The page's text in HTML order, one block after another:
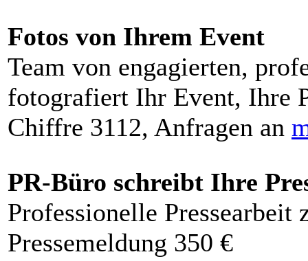
Fotos von Ihrem Event
Team von engagierten,
fotografiert Ihr Event, Ihre
Chiffre 3112, Anfragen an
PR-Büro schreibt Ihre
Professionelle Pressearbeit
Pressemeldung 350 €